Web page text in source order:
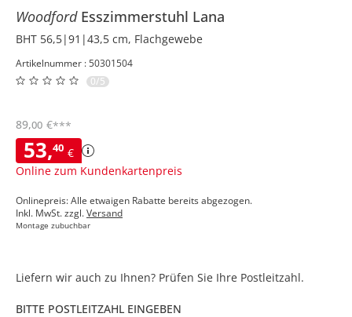
Woodford Esszimmerstuhl Lana
BHT 56,5|91|43,5 cm, Flachgewebe
Artikelnummer : 50301504
0/5
53,40 €
Online zum Kundenkartenpreis
89,00 €***
Onlinepreis: Alle etwaigen Rabatte bereits abgezogen.
Inkl. MwSt. zzgl.Versand
Montage zubuchbar
Liefern wir auch zu Ihnen? Prüfen Sie Ihre Postleitzahl.
BITTE POSTLEITZAHL EINGEBEN